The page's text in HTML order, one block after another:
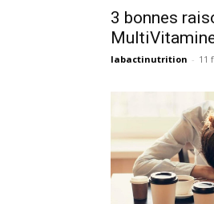
3 bonnes
labactinutrition - 11